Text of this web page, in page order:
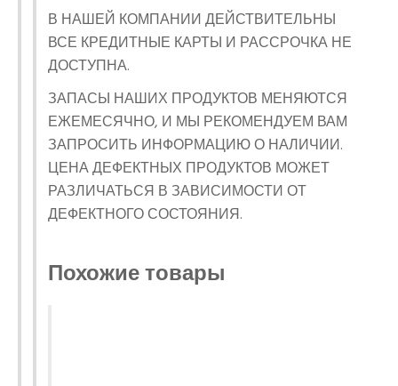
В НАШЕЙ КОМПАНИИ ДЕЙСТВИТЕЛЬНЫ
ВСЕ КРЕДИТНЫЕ КАРТЫ И РАССРОЧКА НЕ
ДОСТУПНА.
ЗАПАСЫ НАШИХ ПРОДУКТОВ МЕНЯЮТСЯ
ЕЖЕМЕСЯЧНО, И МЫ РЕКОМЕНДУЕМ ВАМ
ЗАПРОСИТЬ ИНФОРМАЦИЮ О НАЛИЧИИ.
ЦЕНА ДЕФЕКТНЫХ ПРОДУКТОВ МОЖЕТ
РАЗЛИЧАТЬСЯ В ЗАВИСИМОСТИ ОТ
ДЕФЕКТНОГО СОСТОЯНИЯ.
Похожие товары